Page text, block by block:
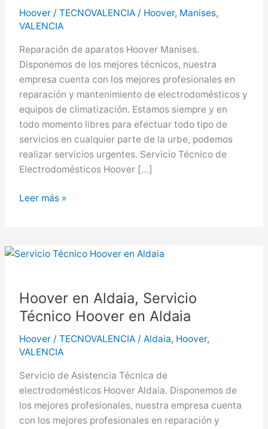
Hoover/ TECNOVALENCIA / Hoover, Manises,
VALENCIA
Reparación de aparatos Hoover Manises.
Disponemos de los mejores técnicos, nuestra
empresa cuenta con los mejores profesionales en
reparación y mantenimiento de electrodomésticos y
equipos de climatización. Estamos siempre y en
todo momento libres para efectuar todo tipo de
servicios en cualquier parte de la urbe, podemos
realizar servicios urgentes. Servicio Técnico de
Electrodomésticos Hoover […]
Hoover
Técnico
Manises
Leer más »
Hoover en Aldaia, Servicio
Técnico Hoover en Aldaia
Hoover/ TECNOVALENCIA / Aldaia, Hoover,
VALENCIA
Servicio de Asistencia Técnica de
electrodomésticos Hoover Aldaia. Disponemos de
los mejores profesionales, nuestra empresa cuenta
con los mejores profesionales en reparación y